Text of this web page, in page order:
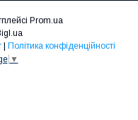
Prom.ua
| Політика конфіденційності
▼